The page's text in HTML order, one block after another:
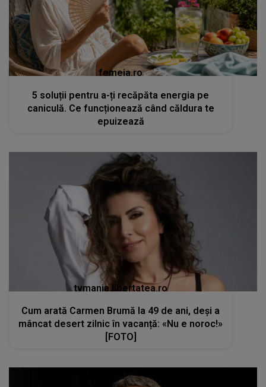
femeia.ro
5 soluții pentru a-ți recăpăta energia pe
caniculă. Ce funcționează când căldura te
epuizează
tvmania.libertatea.ro
Cum arată Carmen Brumă la 49 de ani, deși a
mâncat desert zilnic în vacanță: «Nu e noroc!»
[FOTO]